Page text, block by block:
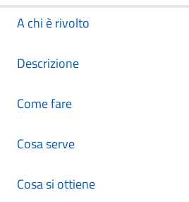
A chi è rivolto
Descrizione
Come fare
Cosa serve
Cosa si ottiene